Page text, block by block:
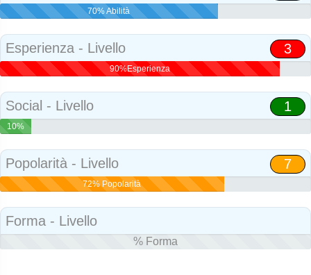
70% Abilità
Esperienza - Livello 3
90%Esperienza
Social - Livello 1
10%
Popolarità - Livello 7
72% Popolarità
Forma - Livello
% Forma